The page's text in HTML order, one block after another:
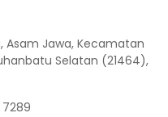
Asam Jawa, Kecamatan
Selatan (21464),